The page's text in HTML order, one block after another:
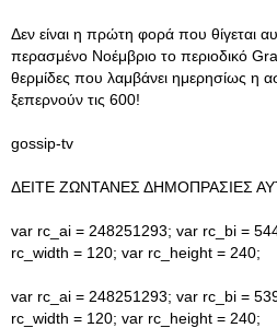
Δεν είναι η πρώτη φορά που θίγεται
περασμένο Νοέμβριο το περιοδικό
θερμίδες που λαμβάνει ημερησίως η
ξεπερνούν τις 600!
gossip-tv
ΔΕΙΤΕ ΖΩΝΤΑΝΕΣ ΔΗΜΟΠΡΑΣΙΕΣ
var rc_ai = 248251293; var rc_bi =
rc_width = 120; var rc_height = 240;
var rc_ai = 248251293; var rc_bi =
rc_width = 120; var rc_height = 240;